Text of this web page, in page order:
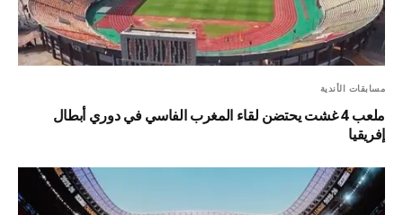
مسابقات الأندية
ملعب 4 غشت يحتضن لقاء المغرب الفاسي في دوري أبطال
إفريقيا